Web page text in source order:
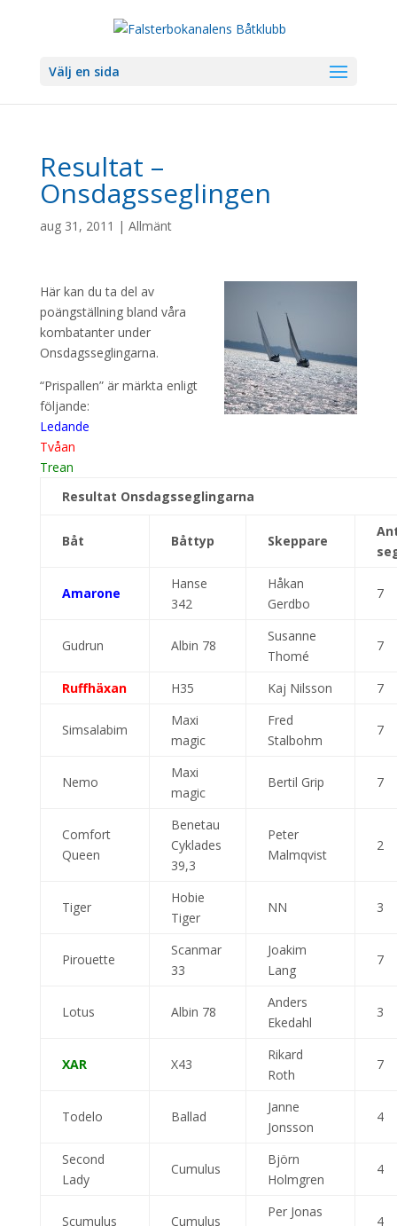
Välj en sida
Resultat –
Onsdagsseglingen
aug 31, 2011 | Allmänt
Här kan du ta del av
poängställning bland våra
kombatanter under
Onsdagsseglingarna.
“Prispallen” är märkta enligt
följande:
Ledande
Tvåan
Trean
Resultat Onsdagsseglingarna
Båt Båttyp Skeppare
Amarone
Hanse
342
Håkan
Gerdbo
7
Gudrun Albin 78
Susanne
Thomé
7
Ruffhäxan H35 Kaj Nilsson 7
Simsalabim
Maxi
magic
Fred
Stalbohm
7
Nemo
Maxi
magic
Bertil Grip 7
Comfort
Queen
Benetau
Cyklades
39,3
Peter
Malmqvist
2
Tiger
Hobie
Tiger
NN 3
Pirouette
Scanmar
33
Joakim
Lang
7
Lotus Albin 78
Anders
Ekedahl
3
XAR X43
Rikard
Roth
7
Todelo Ballad
Janne
Jonsson
4
Second
Lady
Cumulus
Björn
Holmgren
4
Scumulus Cumulus
Per Jonas
4